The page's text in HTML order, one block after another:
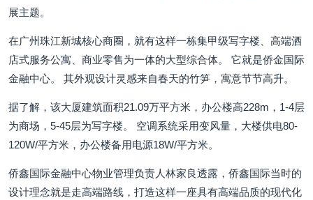
展主题。
在广州珠江新城核心商圈，就有这样一栋集甲级写字楼、高端酒
店式服务公寓、商业零售为一体的大型综合体。 它就是侨金国际
金融中心。 其外观设计灵感来自春天的竹笋，寓意节节高升。
据了解，该大厦建筑面积21.09万平方米，办公楼高228m，1-4层
为商场，5-45层为写字楼。 空调系统采用变风量，大楼供电80-
120W/平方米，办公楼备用电源18W/平方米。
侨鑫国际金融中心物业管理负责人林家良透露，侨鑫国际当时的
设计理念就是走高端路线，打造这样一座具有高端品质的现代化